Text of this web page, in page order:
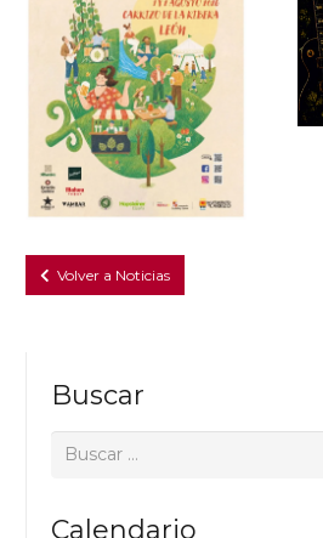
Volver a Noticias
Buscar
Buscar:
Calendario